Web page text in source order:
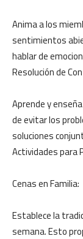
Anima a los
sentimientos
hablar de
Resolución de
Aprende y
de evitar los
soluciones
Actividades para
Cenas en Familia:
Establece la
semana. Esto